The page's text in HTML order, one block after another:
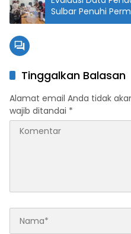
Sulbar Penuhi
Kemendagri
Tinggalkan Balasan
Alamat email Anda tidak
wajib ditandai *